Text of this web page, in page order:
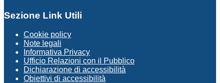
Sezione Link Utili
Cookie policy
Note legali
Informativa Privacy
Ufficio Relazioni con il Pubblico
Dichiarazione di accessibilità
Obiettivi di accessibilità